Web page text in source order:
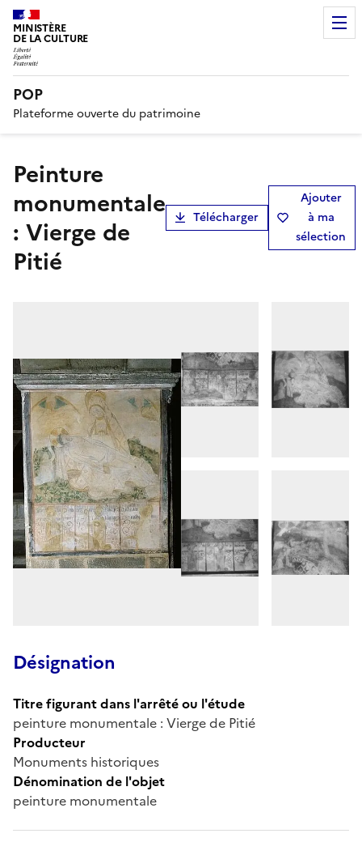
MINISTÈRE
DE LA CULTURE
POP
Plateforme ouverte du patrimoine
peinture
monumentale
: Vierge de
Pitié
Télécharger
Ajouter
à ma
sélection
Désignation
Titre figurant dans l'arrêté ou l'étude
peinture monumentale : Vierge de Pitié
Producteur
Monuments historiques
Dénomination de l'objet
peinture monumentale